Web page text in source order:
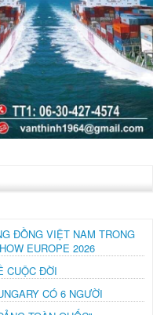
ĐỒNG VIỆT NAM TRONG
EUROPE 2026
CUỘC ĐỜI
CÓ 6 NGƯỜI